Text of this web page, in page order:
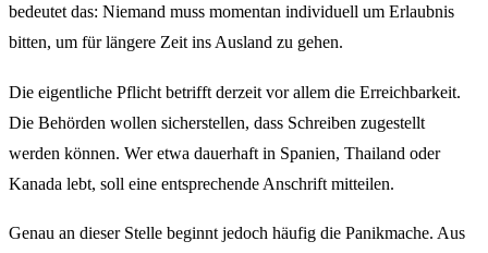
bedeutet das: Niemand muss momentan individuell um Erlaubnis
bitten, um für längere Zeit ins Ausland zu gehen.
Die eigentliche Pflicht betrifft derzeit vor allem die Erreichbarkeit.
Die Behörden wollen sicherstellen, dass Schreiben zugestellt
werden können. Wer etwa dauerhaft in Spanien, Thailand oder
Kanada lebt, soll eine entsprechende Anschrift mitteilen.
Genau an dieser Stelle beginnt jedoch häufig die Panikmache. Aus